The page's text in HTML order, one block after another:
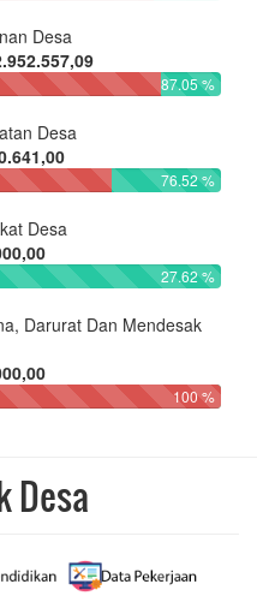
Desa
87.05 %
Desa
76.52 %
Desa
27.62 %
Darurat Dan Mendesak
100 %
Desa